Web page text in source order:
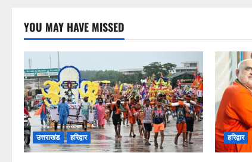
YOU MAY HAVE MISSED
उत्तराखंड हरिद्वार हरिद्वार